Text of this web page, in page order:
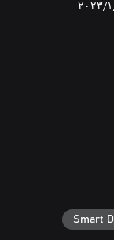
لا تنس التحقق من الإدخالات الأخرى في السلسلة: We Were Here,
We Were
Smart